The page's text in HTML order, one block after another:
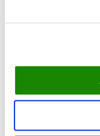
Pianisten, der blandt
Det Hivde
Hvornår:23. juni //
Book bord på